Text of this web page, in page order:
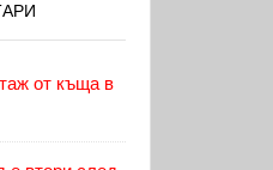
от къща в